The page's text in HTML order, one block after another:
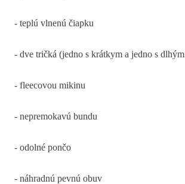
- teplú vlnenú čiapku
- dve tričká (jedno s krátkym a jedno s
- fleecovou mikinu
- nepremokavú bundu
- odolné pončo
- náhradnú pevnú obuv